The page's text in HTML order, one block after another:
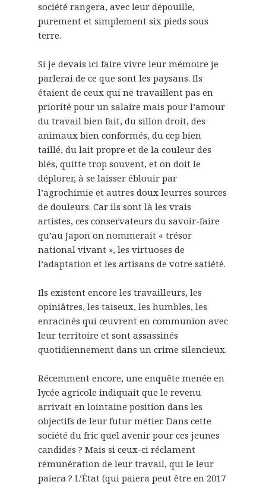
société rangera, avec leur dépouille,
purement et simplement six pieds sous
terre.
Si je devais ici faire vivre leur mémoire je
parlerai de ce que sont les paysans. Ils
étaient de ceux qui ne travaillent pas en
priorité pour un salaire mais pour l’amour
du travail bien fait, du sillon droit, des
animaux bien conformés, du cep bien
taillé, du lait propre et de la couleur des
blés, quitte trop souvent, et on doit le
déplorer, à se laisser éblouir par
l’agrochimie et autres doux leurres sources
de douleurs. Car ils sont là les vrais
artistes, ces conservateurs du savoir-faire
qu’au Japon on nommerait « trésor
national vivant », les virtuoses de
l’adaptation et les artisans de votre satiété.
Ils existent encore les travailleurs, les
opiniâtres, les taiseux, les humbles, les
enracinés qui œuvrent en communion avec
leur territoire et sont assassinés
quotidiennement dans un crime silencieux.
Récemment encore, une enquête menée en
lycée agricole indiquait que le revenu
arrivait en lointaine position dans les
objectifs de leur futur métier. Dans cette
société du fric quel avenir pour ces jeunes
candides ? Mais si ceux-ci réclament
rémunération de leur travail, qui le leur
paiera ? L’État (qui paiera peut être en 2017